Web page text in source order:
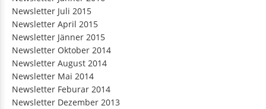
Newsletter Juli 2015
Newsletter April 2015
Newsletter Jänner 2015
Newsletter Oktober 2014
Newsletter August 2014
Newsletter Mai 2014
Newsletter Feburar 2014
Newsletter Dezember 2013